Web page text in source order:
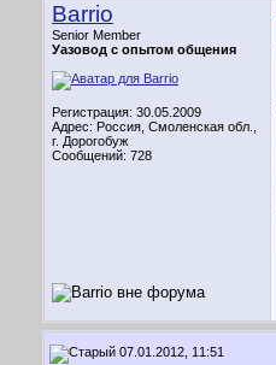
Barrio
Senior Member
Уазовод с опытом общения
Регистрация: 30.05.2009
Адрес: Россия, Смоленская обл.,
г. Дорогобуж
Сообщений: 728
07.01.2012, 11:51